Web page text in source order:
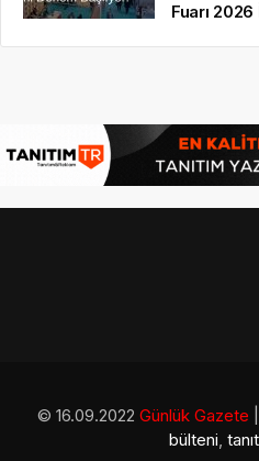
Fuarı
© 16.09.2022 Günlük Gazete
bülteni,